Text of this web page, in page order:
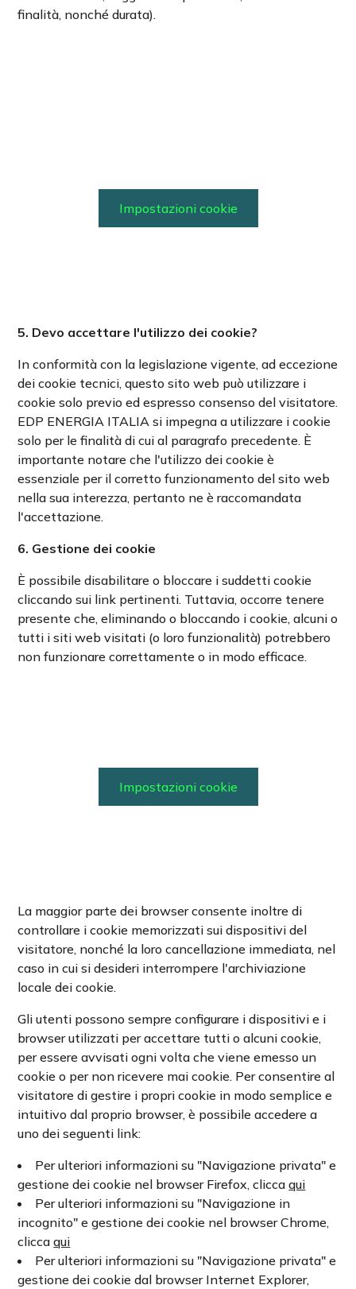
finalità, nonché durata).
Impostazioni cookie
5. Devo accettare l'utilizzo dei cookie?
In conformità con la legislazione vigente, ad eccezione
dei cookie tecnici, questo sito web può utilizzare i
cookie solo previo ed espresso consenso del visitatore.
EDP ENERGIA ITALIA si impegna a utilizzare i cookie
solo per le finalità di cui al paragrafo precedente. È
importante notare che l'utilizzo dei cookie è
essenziale per il corretto funzionamento del sito web
nella sua interezza, pertanto ne è raccomandata
l'accettazione.
6. Gestione dei cookie
È possibile disabilitare o bloccare i suddetti cookie
cliccando sui link pertinenti. Tuttavia, occorre tenere
presente che, eliminando o bloccando i cookie, alcuni o
tutti i siti web visitati (o loro funzionalità) potrebbero
non funzionare correttamente o in modo efficace.
Impostazioni cookie
La maggior parte dei browser consente inoltre di
controllare i cookie memorizzati sui dispositivi del
visitatore, nonché la loro cancellazione immediata, nel
caso in cui si desideri interrompere l'archiviazione
locale dei cookie.
Gli utenti possono sempre configurare i dispositivi e i
browser utilizzati per accettare tutti o alcuni cookie,
per essere avvisati ogni volta che viene emesso un
cookie o per non ricevere mai cookie. Per consentire al
visitatore di gestire i propri cookie in modo semplice e
intuitivo dal proprio browser, è possibile accedere a
uno dei seguenti link:
Per ulteriori informazioni su "Navigazione privata" e
gestione dei cookie nel browser Firefox, cliccaqui
Per ulteriori informazioni su "Navigazione in
incognito" e gestione dei cookie nel browser Chrome,
cliccaqui
Per ulteriori informazioni su "Navigazione privata" e
gestione dei cookie dal browser Internet Explorer,